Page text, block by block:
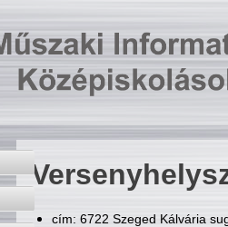
cím: 6722 Szeged Kálvária